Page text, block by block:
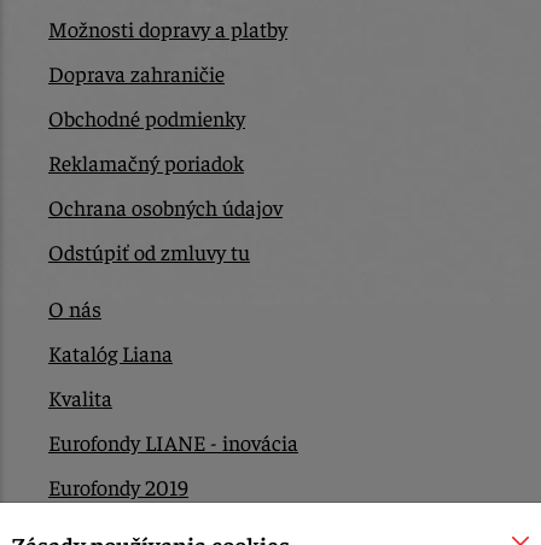
Možnosti dopravy a platby
Doprava zahraničie
Obchodné podmienky
Reklamačný poriadok
Ochrana osobných údajov
Odstúpiť od zmluvy tu
O nás
Katalóg Liana
Kvalita
Eurofondy LIANE - inovácia
Eurofondy 2019
Eurofondy 2022/2023